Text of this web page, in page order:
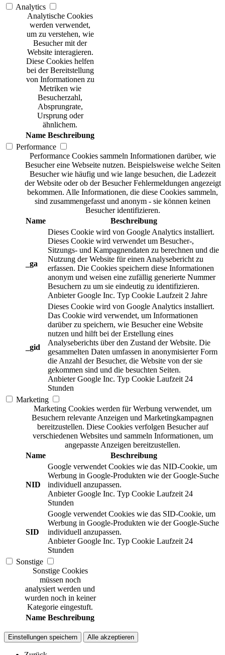
Analytics
Analytische Cookies
werden verwendet,
um zu verstehen, wie
Besucher mit der
Website interagieren.
Diese Cookies helfen
bei der Bereitstellung
von Informationen zu
Metriken wie
Besucherzahl,
Absprungrate,
Ursprung oder
ähnlichem.
Name Beschreibung
Performance
Performance Cookies sammeln Informationen darüber, wie
Besucher eine Webseite nutzen. Beispielsweise welche Seiten
Besucher wie häufig und wie lange besuchen, die Ladezeit
der Website oder ob der Besucher Fehlermeldungen angezeigt
bekommen. Alle Informationen, die diese Cookies sammeln,
sind zusammengefasst und anonym - sie können keinen
Besucher identifizieren.
Name
Beschreibung
_ga
Dieses Cookie wird von Google Analytics installiert.
Dieses Cookie wird verwendet um Besucher-,
Sitzungs- und Kampagnendaten zu berechnen und die
Nutzung der Website für einen Analysebericht zu
erfassen. Die Cookies speichern diese Informationen
anonym und weisen eine zufällig generierte Nummer
Besuchern zu um sie eindeutig zu identifizieren.
Anbieter Google Inc. Typ Cookie Laufzeit 2 Jahre
_gid
Dieses Cookie wird von Google Analytics installiert.
Das Cookie wird verwendet, um Informationen
darüber zu speichern, wie Besucher eine Website
nutzen und hilft bei der Erstellung eines
Analyseberichts über den Zustand der Website. Die
gesammelten Daten umfassen in anonymisierter Form
die Anzahl der Besucher, die Website von der sie
gekommen sind und die besuchten Seiten.
Anbieter Google Inc. Typ Cookie Laufzeit 24
Stunden
Marketing
Marketing Cookies werden für Werbung verwendet, um
Besuchern relevante Anzeigen und Marketingkampagnen
bereitzustellen. Diese Cookies verfolgen Besucher auf
verschiedenen Websites und sammeln Informationen, um
angepasste Anzeigen bereitzustellen.
Name
Beschreibung
NID
Google verwendet Cookies wie das NID-Cookie, um
Werbung in Google-Produkten wie der Google-Suche
individuell anzupassen.
Anbieter Google Inc. Typ Cookie Laufzeit 24
Stunden
SID
Google verwendet Cookies wie das SID-Cookie, um
Werbung in Google-Produkten wie der Google-Suche
individuell anzupassen.
Anbieter Google Inc. Typ Cookie Laufzeit 24
Stunden
Sonstige
Sonstige Cookies
müssen noch
analysiert werden und
wurden noch in keiner
Kategorie eingestuft.
Name Beschreibung
Einstellungen speichern Alle akzeptieren